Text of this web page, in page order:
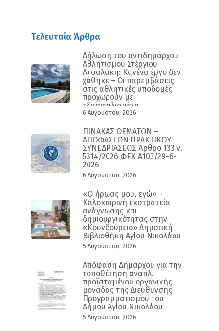
Τελευταία Άρθρα
Δήλωση του αντιδημάρχου
Αθλητισμού Στέργιου
Ατσαλάκη: Κανένα έργο δεν
χάθηκε – Οι παρεμβάσεις
στις αθλητικές υποδομές
προχωρούν με
εξασφαλισμένη
χρηματοδότηση και
χρονοδιάγραμμα
6 Αυγούστου, 2026
ΠΙΝΑΚΑΣ ΘΕΜΑΤΩΝ –
ΑΠΟΦΑΣΕΩΝ ΠΡΑΚΤΙΚΟΥ
ΣΥΝΕΔΡΙΑΣΕΩΣ Άρθρο 133 ν.
5314/2026 ΦΕΚ Α΄103/29-6-
2026
6 Αυγούστου, 2026
«Ο ήρωας μου, εγώ» –
Καλοκαιρινή εκστρατεία
ανάγνωσης και
δημιουργικότητας στην
«Κουνδούρειο» Δημοτική
Βιβλιοθήκη Αγίου Νικολάου
5 Αυγούστου, 2026
Απόφαση Δημάρχου για την
τοποθέτηση αναπλ.
προϊσταμένου οργανικής
μονάδας της Διεύθυνσης
Προγραμματισμού του
Δήμου Αγίου Νικολάου
5 Αυγούστου, 2026